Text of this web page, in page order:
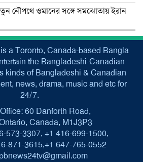
নৌপথে ওমানের সঙ্গে সমঝোতায় ইরান
a Toronto, Canada-based Bangla
the Bangladeshi-Canadian
kinds of Bangladeshi & Canadian
news, drama, music and etc for
24/7.
60 Danforth Road,
Canada, M1J3P3
573-3307, +1 416-699-1500,
871-3615,+1 647-765-0552